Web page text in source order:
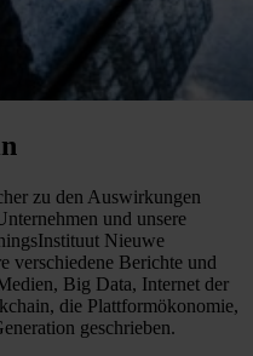
zu den Auswirkungen
und unsere
Nieuwe
verschiedene Berichte und
Big Data, Internet der
die Plattformökonomie,
geschrieben.